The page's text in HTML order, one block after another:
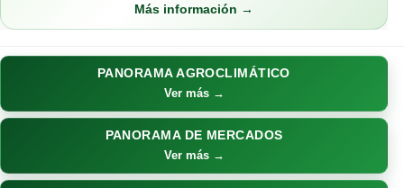
Más información →
PANORAMA AGROCLIMÁTICO
Ver más →
PANORAMA DE MERCADOS
Ver más →